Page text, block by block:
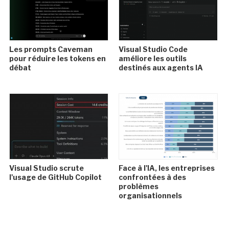
Les prompts Caveman
pour réduire les tokens en
débat
Visual Studio Code
améliore les outils
destinés aux agents IA
Visual Studio scrute
l'usage de GitHub Copilot
Face à l'IA, les entreprises
confrontées à des
problèmes
organisationnels